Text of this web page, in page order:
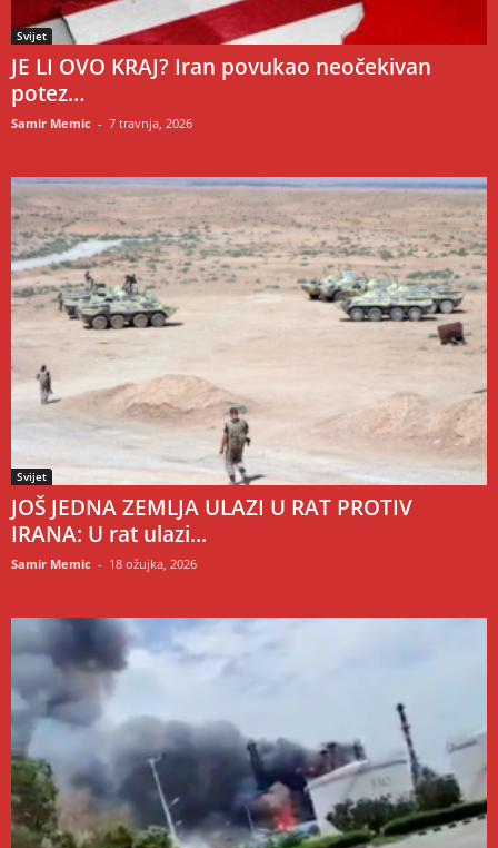
Svijet
JE LI OVO KRAJ? Iran povukao neočekivan
potez…
Samir Memic - 7 travnja, 2026
Svijet
JOŠ JEDNA ZEMLJA ULAZI U RAT PROTIV
IRANA: U rat ulazi...
Samir Memic - 18 ožujka, 2026